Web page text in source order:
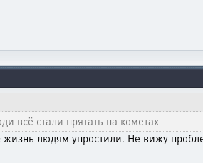
всё стали прятать на кометах
жизнь людям упростили. Не вижу